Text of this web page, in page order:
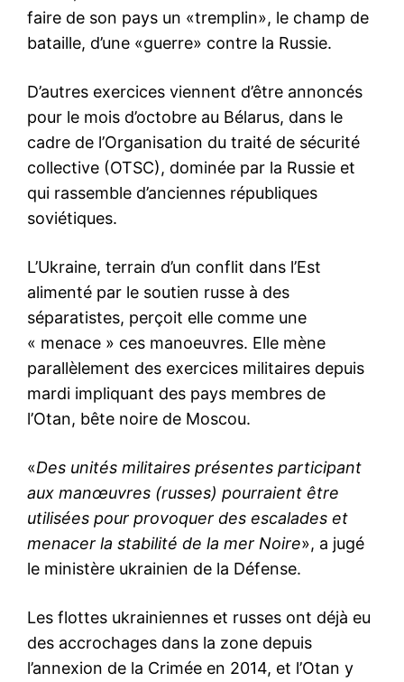
faire de son pays un «tremplin», le champ de
bataille, d’une «guerre» contre la Russie.
D’autres exercices viennent d’être annoncés
pour le mois d’octobre au Bélarus, dans le
cadre de l’Organisation du traité de sécurité
collective (OTSC), dominée par la Russie et
qui rassemble d’anciennes républiques
soviétiques.
L’Ukraine, terrain d’un conflit dans l’Est
alimenté par le soutien russe à des
séparatistes, perçoit elle comme une
« menace » ces manoeuvres. Elle mène
parallèlement des exercices militaires depuis
mardi impliquant des pays membres de
l’Otan, bête noire de Moscou.
«Des unités militaires présentes participant
aux manœuvres (russes) pourraient être
utilisées pour provoquer des escalades et
menacer la stabilité de la mer Noire», a jugé
le ministère ukrainien de la Défense.
Les flottes ukrainiennes et russes ont déjà eu
des accrochages dans la zone depuis
l’annexion de la Crimée en 2014, et l’Otan y